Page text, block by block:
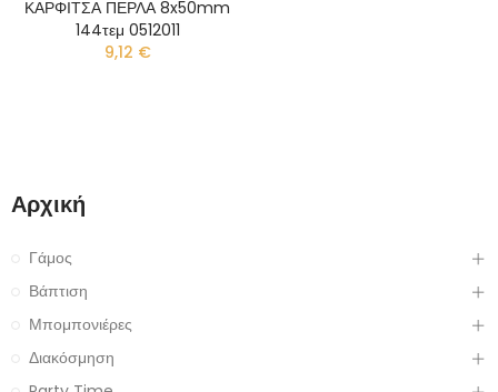
ΚΑΡΦΙΤΣΑ ΠΕΡΛΑ 8x50mm
144τεμ 0512011
9,12 €
Αρχική
Γάμος
Βάπτιση
Μπομπονιέρες
Διακόσμηση